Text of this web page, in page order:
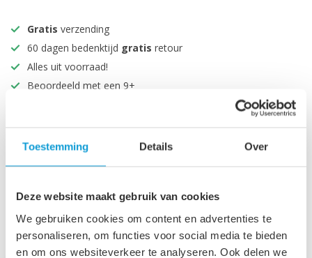
Toestemming Details Over
Deze website maakt gebruik van cookies
We gebruiken cookies om content en advertenties te
personaliseren, om functies voor social media te bieden
en om ons websiteverkeer te analyseren. Ook delen we
Gratis verzending
60 dagen bedenktijd gratis retour
Alles uit voorraad!
Beoordeeld met een 9+
Specificaties
Recent bekeken